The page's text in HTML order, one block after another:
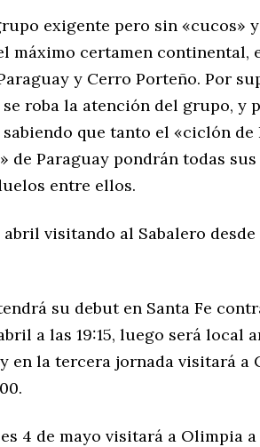
exigente pero sin «cucos»
máximo certamen continental,
y Cerro Porteño. Por
roba la atención del grupo, y
que tanto el «ciclón de
de Paraguay pondrán todas
entre ellos.
visitando al Sabalero desde
su debut en Santa Fe
a las 19:15, luego será local
en la tercera jornada visitará a
4 de mayo visitará a Olimpia a